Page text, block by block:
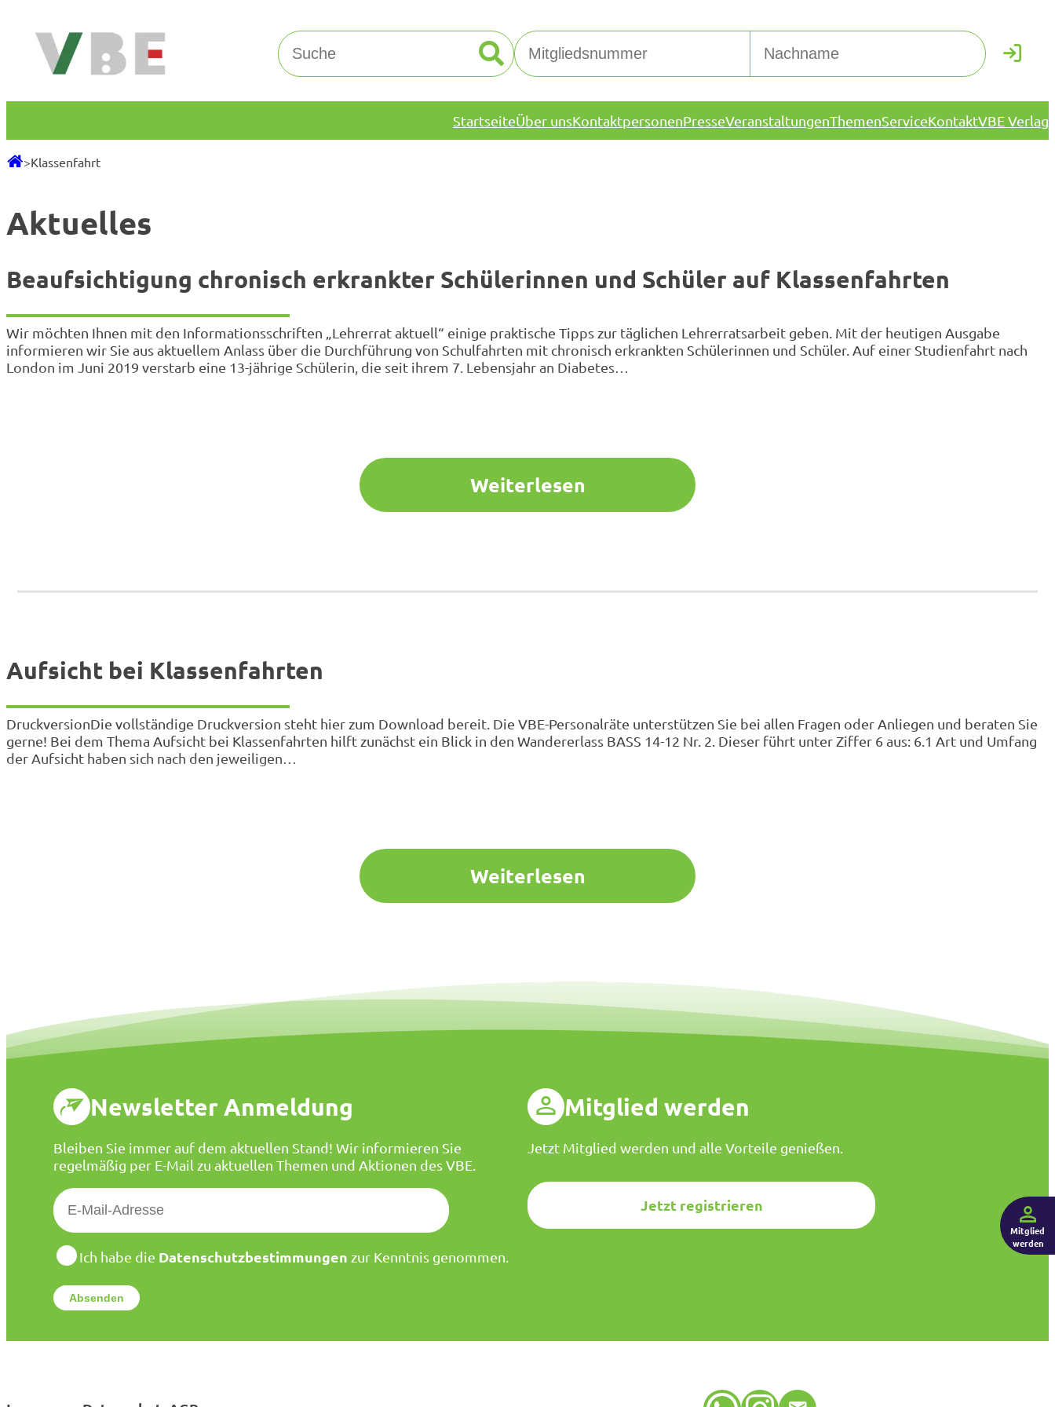
Inhalt
springen
Suchen
StartseiteÜber unsKontaktpersonenPresseVeranstaltungenThemenServiceKontaktVBE Verlag
>Klassenfahrt
Aktuelles
Beaufsichtigung chronisch erkrankter Schülerinnen und Schüler auf Klassenfahrten
Wir möchten Ihnen mit den Informationsschriften „Lehrerrat aktuell“ einige praktische Tipps zur täglichen Lehrerratsarbeit geben. Mit der heutigen Ausgabe
informieren wir Sie aus aktuellem Anlass über die Durchführung von Schulfahrten mit chronisch erkrankten Schülerinnen und Schüler. Auf einer Studienfahrt nach
London im Juni 2019 verstarb eine 13-jährige Schülerin, die seit ihrem 7. Lebensjahr an Diabetes…
Weiterlesen
Aufsicht bei Klassenfahrten
DruckversionDie vollständige Druckversion steht hier zum Download bereit. Die VBE-Personalräte unterstützen Sie bei allen Fragen oder Anliegen und beraten Sie
gerne! Bei dem Thema Aufsicht bei Klassenfahrten hilft zunächst ein Blick in den Wandererlass BASS 14-12 Nr. 2. Dieser führt unter Ziffer 6 aus: 6.1 Art und Umfang
der Aufsicht haben sich nach den jeweiligen…
Weiterlesen
Newsletter Anmeldung
Bleiben Sie immer auf dem aktuellen Stand! Wir informieren Sie
regelmäßig per E-Mail zu aktuellen Themen und Aktionen des VBE.
E
-
M
a
l
*
D
t
e
Ich habe die Datenschutzbestimmungen zur Kenntnis genommen.
Mitglied werden
Jetzt Mitglied werden und alle Vorteile genießen.
Jetzt registrieren
Mitglied
werden